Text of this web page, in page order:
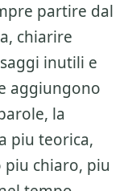
partire dal
chiarire
inutili e
aggiungono
la
piu teorica,
piu chiaro, piu